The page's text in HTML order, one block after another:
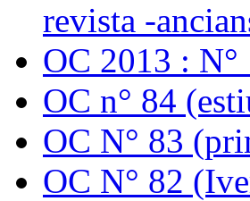
revista -
OC 2013 : N°
OC n° 84
OC N° 83
OC N° 82